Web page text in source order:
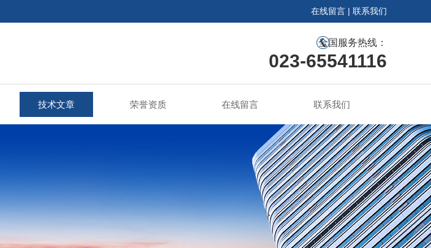
在线留言 | 联系我们
全国服务热线：
023-65541116
技术文章 荣誉资质 在线留言 联系我们